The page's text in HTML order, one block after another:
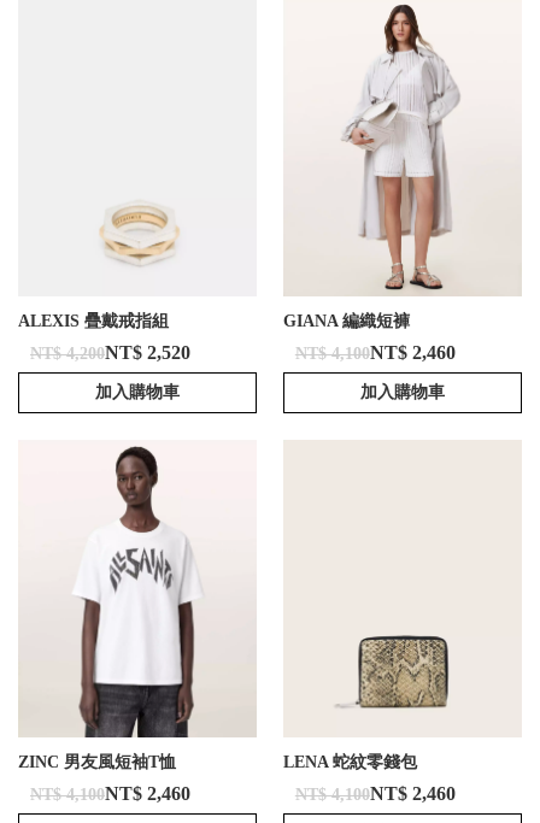
ALEXIS 疊戴戒指組
NT$ 4,200NT$ 2,520
加入購物車
GIANA 編織短褲
NT$ 4,100NT$ 2,460
加入購物車
ZINC 男友風短袖T恤
NT$ 4,100NT$ 2,460
LENA 蛇紋零錢包
NT$ 4,100NT$ 2,460